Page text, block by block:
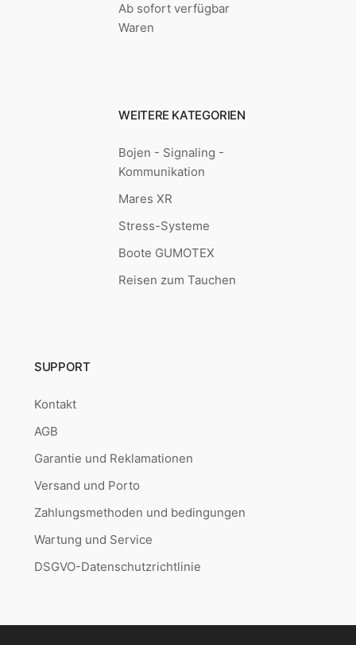
Ab sofort verfügbar
Waren
WEITERE KATEGORIEN
Bojen - Signaling -
Kommunikation
Mares XR
Stress-Systeme
Boote GUMOTEX
Reisen zum Tauchen
SUPPORT
Kontakt
AGB
Garantie und Reklamationen
Versand und Porto
Zahlungsmethoden und bedingungen
Wartung und Service
DSGVO-Datenschutzrichtlinie